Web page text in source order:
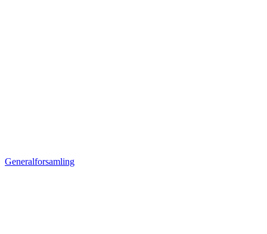
Generalforsamling